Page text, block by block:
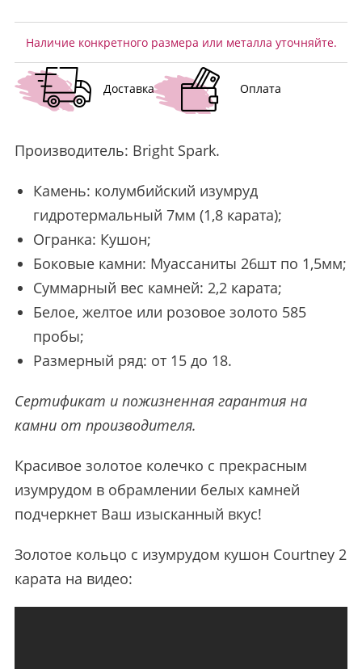
Наличие конкретного размера или металла уточняйте.
Доставка Оплата
Производитель: Bright Spark.
Камень: колумбийский изумруд
гидротермальный 7мм (1,8 карата);
Огранка: Кушон;
Боковые камни: Муассаниты 26шт по 1,5мм;
Суммарный вес камней: 2,2 карата;
Белое, желтое или розовое золото 585
пробы;
Размерный ряд: от 15 до 18.
Сертификат и пожизненная гарантия на
камни от производителя.
Красивое золотое колечко с прекрасным
изумрудом в обрамлении белых камней
подчеркнет Ваш изысканный вкус!
Золотое кольцо с изумрудом кушон Courtney 2
карата на видео: